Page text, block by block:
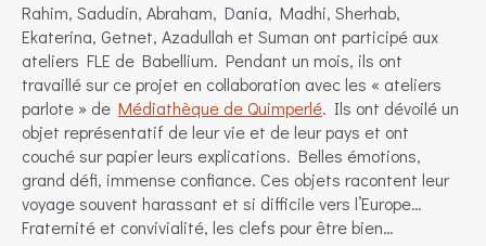
Rahim, Sadudin, Abraham, Dania, Madhi, Sherhab,
Ekaterina, Getnet, Azadullah et Suman ont participé aux
ateliers FLE de Babellium. Pendant un mois, ils ont
travaillé sur ce projet en collaboration avec les « ateliers
parlote » de Médiathèque de Quimperlé. Ils ont dévoilé un
objet représentatif de leur vie et de leur pays et ont
couché sur papier leurs explications. Belles émotions,
grand défi, immense confiance. Ces objets racontent leur
voyage souvent harassant et si difficile vers l’Europe…
Fraternité et convivialité, les clefs pour être bien…